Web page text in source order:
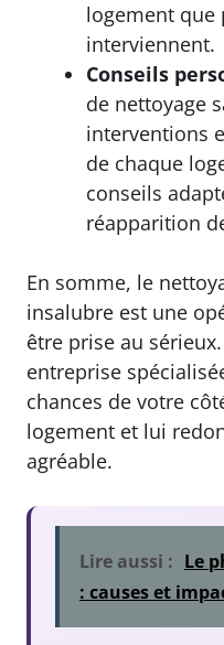
logement que
interviennent.
Conseils
de nettoyage
interventions
de chaque
conseils
réapparition
En somme, le
insalubre est une
être prise au
entreprise
chances de votre
logement et lui
agréable.
Lire aussi : Le
: causes et